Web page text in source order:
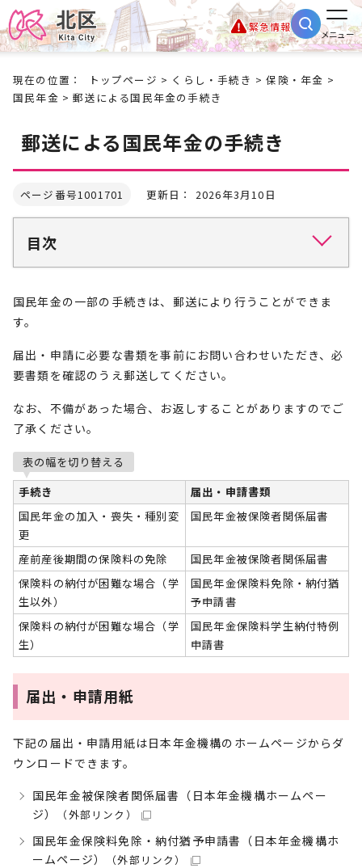
緊急情報
メニュー
現在の位置： トップページ > くらし・手続き >保険・年金 >
国民年金 > 郵送による国民年金の手続き
郵送による国民年金の手続き
ページ番号1001701 更新日： 2026年3月10日
目次
国民年金の一部の手続きは、郵送により行うことができま
す。
届出・申請に必要な書類を事前にお問い合わせいただき、必
要書類を確認のうえ郵送してください。
なお、不備があった場合、お返しすることがありますのでご
了承ください。
表の幅を切り替える
手続き
届出・申請書類
国民年金の加入・喪失・種別変
更
国民年金被保険者関係届書
産前産後期間の保険料の免除
国民年金被保険者関係届書
保険料の納付が困難な場合（学
生以外）
国民年金保険料免除・納付猶
予申請書
保険料の納付が困難な場合（学
生）
国民年金保険料学生納付特例
申請書
届出・申請用紙
下記の届出・申請用紙は日本年金機構のホームページからダ
ウンロードできます。
国民年金被保険者関係届書（日本年金機構ホームペー
ジ）
（外部リンク）
国民年金保険料免除・納付猶予申請書（日本年金機構ホ
ームページ）
（外部リンク）